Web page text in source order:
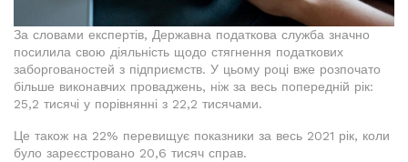
За словами експертів, Державна податкова служба значно
посилила свою діяльність щодо стягнення податкових
заборгованостей з підприємств. У цьому році вже розпочато
більше виконавчих проваджень, ніж за весь попередній рік:
25,2 тисячі у порівнянні з 22,2 тисячами.
Це також на 22% перевищує показники за весь 2021 рік, коли
було зареєстровано 20,6 тисяч справ.